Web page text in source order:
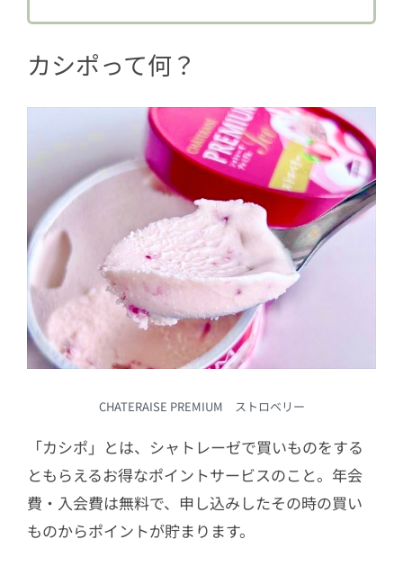
カシポって何？
CHATERAISE PREMIUM ストロベリー
「カシポ」とは、シャトレーゼで買いものをする
ともらえるお得なポイントサービスのこと。年会
費・入会費は無料で、申し込みしたその時の買い
ものからポイントが貯まります。